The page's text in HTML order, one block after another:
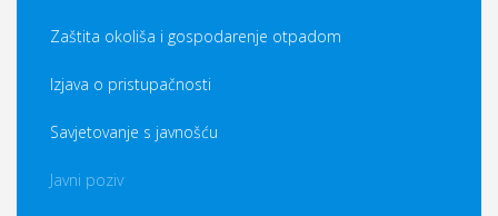
Zaštita okoliša i gospodarenje otpadom
Izjava o pristupačnosti
Savjetovanje s javnošću
Javni poziv